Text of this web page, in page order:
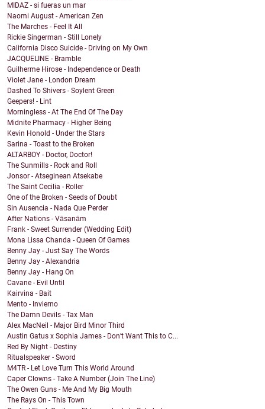
MIDAZ - si fueras un mar
Naomi August - American Zen
The Marches - Feel It All
Rickie Singerman - Still Lonely
California Disco Suicide - Driving on My Own
JACQUELINE - Bramble
Guilherme Hirose - Independence or Death
Violet Jane - London Dream
Dashed To Shivers - Soylent Green
Geepers! - Lint
Morningless - At The End Of The Day
Midnite Pharmacy - Higher Being
Kevin Honold - Under the Stars
Sarina - Toast to the Broken
ALTARBOY - Doctor, Doctor!
The Sunmills - Rock and Roll
Jonsor - Atseginean Atsekabe
The Saint Cecilia - Roller
One of the Broken - Seeds of Doubt
Sin Ausencia - Nada Que Perder
After Nations - Vāsanām
Frank - Sweet Surrender (Wedding Edit)
Mona Lissa Chanda - Queen Of Games
Benny Jay - Just Say The Words
Benny Jay - Alexandria
Benny Jay - Hang On
Cavane - Evil Until
Kairvina - Bait
Mento - Invierno
The Damn Devils - Tax Man
Alex MacNeil - Major Bird Minor Third
Austin Gatus x Sophia James - Don’t Want This to C...
Red By Night - Destiny
Ritualspeaker - Sword
M4TR - Let Love Turn This World Around
Caper Clowns - Take A Number (Join The Line)
The Owen Guns - Me And My Big Mouth
The Rays On - This Town